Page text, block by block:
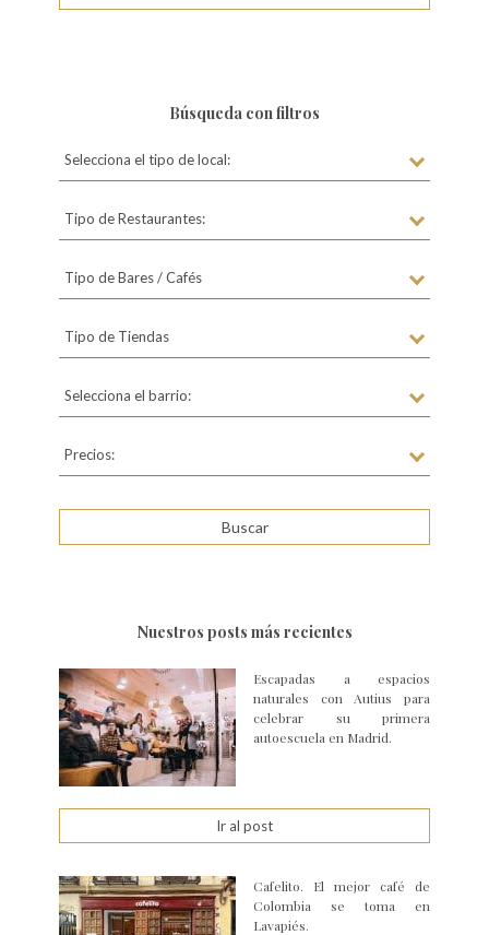
Búsqueda con filtros
Selecciona el tipo de local:
Tipo de Restaurantes:
Tipo de Bares / Cafés
Tipo de Tiendas
Selecciona el barrio:
Precios:
Nuestros posts más recientes
Escapadas a espacios
naturales con Autius para
celebrar su primera
autoescuela en Madrid.
Ir al post
Cafelito. El mejor café de
Colombia se toma en
Lavapiés.